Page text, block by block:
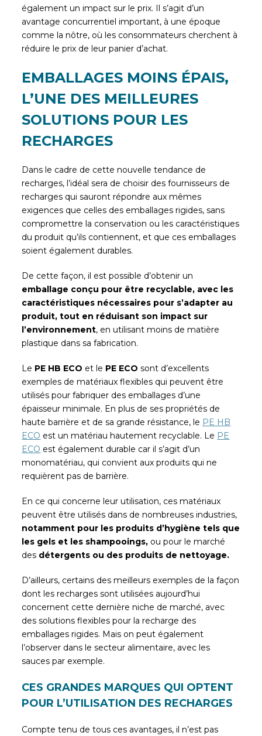
également un impact sur le prix. Il s’agit d’un
avantage concurrentiel important, à une époque
comme la nôtre, où les consommateurs cherchent à
réduire le prix de leur panier d’achat.
EMBALLAGES MOINS ÉPAIS,
L’UNE DES MEILLEURES
SOLUTIONS POUR LES
RECHARGES
Dans le cadre de cette nouvelle tendance de
recharges, l’idéal sera de choisir des fournisseurs de
recharges qui sauront répondre aux mêmes
exigences que celles des emballages rigides, sans
compromettre la conservation ou les caractéristiques
du produit qu’ils contiennent, et que ces emballages
soient également durables.
De cette façon, il est possible d’obtenir un
emballage conçu pour être recyclable, avec les
caractéristiques nécessaires pour s’adapter au
produit, tout en réduisant son impact sur
l’environnement, en utilisant moins de matière
plastique dans sa fabrication.
Le PE HB ECO et le PE ECO sont d’excellents
exemples de matériaux flexibles qui peuvent être
utilisés pour fabriquer des emballages d’une
épaisseur minimale. En plus de ses propriétés de
haute barrière et de sa grande résistance, le PE HB
ECO est un matériau hautement recyclable. Le PE
ECO est également durable car il s’agit d’un
monomatériau, qui convient aux produits qui ne
requièrent pas de barrière.
En ce qui concerne leur utilisation, ces matériaux
peuvent être utilisés dans de nombreuses industries,
notamment pour les produits d’hygiène tels que
les gels et les shampooings, ou pour le marché
des détergents ou des produits de nettoyage.
D’ailleurs, certains des meilleurs exemples de la façon
dont les recharges sont utilisées aujourd’hui
concernent cette dernière niche de marché, avec
des solutions flexibles pour la recharge des
emballages rigides. Mais on peut également
l’observer dans le secteur alimentaire, avec les
sauces par exemple.
CES GRANDES MARQUES QUI OPTENT
POUR L’UTILISATION DES RECHARGES
Compte tenu de tous ces avantages, il n’est pas